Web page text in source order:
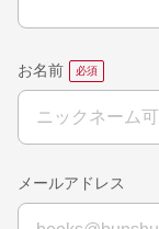
お名前
メールアドレス